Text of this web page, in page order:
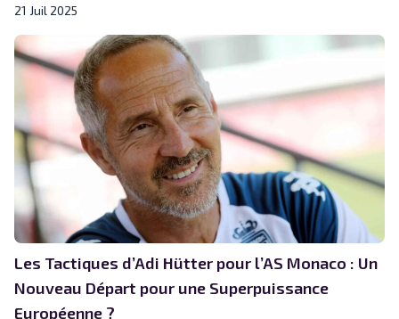
21 Juil 2025
Les Tactiques d’Adi Hütter pour l’AS Monaco : Un
Nouveau Départ pour une Superpuissance
Européenne ?